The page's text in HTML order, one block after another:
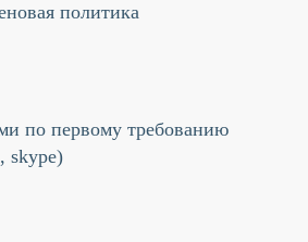
политика
по первому требованию
skype)